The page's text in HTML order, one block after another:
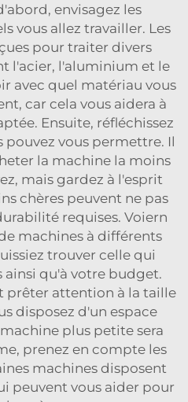
envisagez les
vous allez travailler. Les
pour traiter divers
l'acier, l'aluminium et le
avec quel matériau vous
car cela vous aidera à
Ensuite, réfléchissez
pouvez vous permettre. Il
la machine la moins
mais gardez à l'esprit
chères peuvent ne pas
requises. Voiern
machines à différents
trouver celle qui
ainsi qu'à votre budget.
prêter attention à la taille
disposez d'un espace
plus petite sera
prenez en compte les
machines disposent
peuvent vous aider pour